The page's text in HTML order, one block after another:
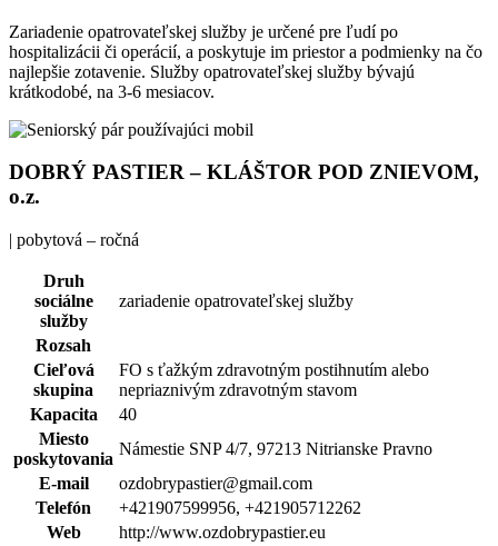
Zariadenie opatrovateľskej služby je určené pre ľudí po
hospitalizácii či operácií, a poskytuje im priestor a podmienky na čo
najlepšie zotavenie. Služby opatrovateľskej služby bývajú
krátkodobé, na 3-6 mesiacov.
DOBRÝ PASTIER – KLÁŠTOR POD ZNIEVOM,
o.z.
| pobytová – ročná
Druh
sociálne
služby
zariadenie opatrovateľskej služby
Rozsah
Cieľová
skupina
FO s ťažkým zdravotným postihnutím alebo
nepriaznivým zdravotným stavom
Kapacita
40
Miesto
poskytovania
Námestie SNP 4/7, 97213 Nitrianske Pravno
E-mail
ozdobrypastier@gmail.com
Telefón
+421907599956, +421905712262
Web
http://www.ozdobrypastier.eu